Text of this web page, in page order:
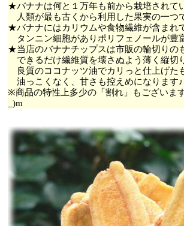
★バナナは何と１万年も前から栽培されて
人類が最も古くから利用した果実の一つ
★バナナにはカリウムや食物繊維が含まれ
タンニン細胞がありポリフェノールが豊
★当店のバナナチップスは市販の輪切りの
できるだけ繊維質を壊さぬよう薄く縦切
良質のココナッツ油でカリっと仕上げた
油っこくなく、甘さも控えめになります♪
※商品の特性上多少の「割れ」もございま
_)m